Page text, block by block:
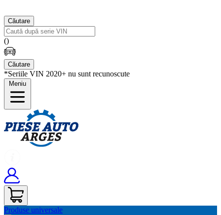
Căutare
()
Căutare
*Seriile VIN 2020+ nu sunt recunoscute
Meniu
Produse universale